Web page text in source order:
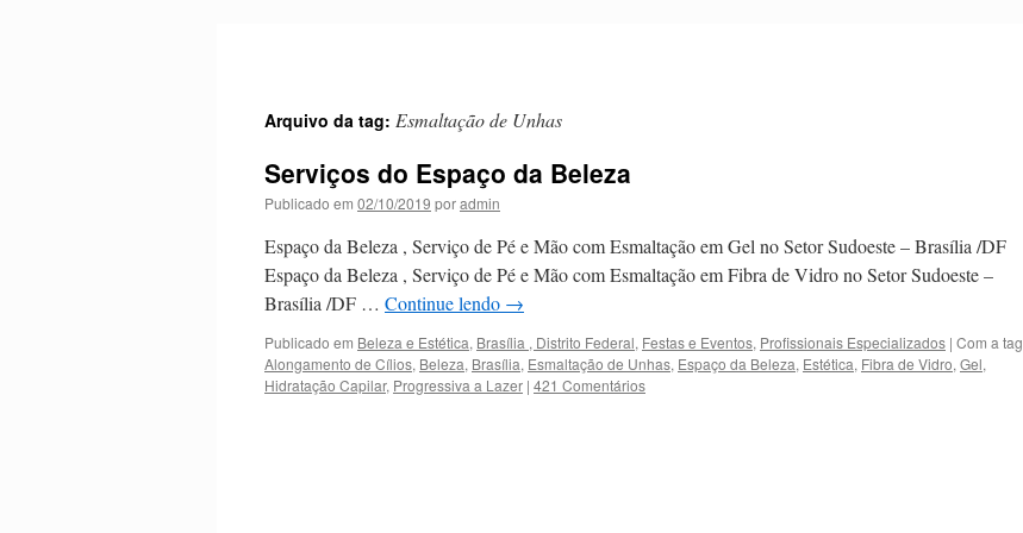
Arquivo da tag: Esmaltação de Unhas
Serviços do Espaço da Beleza
Publicado em 02/10/2019 poradmin
Espaço da Beleza , Serviço de Pé e Mão com Esmaltação em Gel no Setor Sudoeste – Brasília /DF
Espaço da Beleza , Serviço de Pé e Mão com Esmaltação em Fibra de Vidro no Setor Sudoeste –
Brasília /DF … Continue lendo →
Publicado em Beleza e Estética, Brasília , Distrito Federal, Festas e Eventos, Profissionais Especializados | Com a tag
Alongamento de Cílios, Beleza, Brasília, Esmaltação de Unhas, Espaço da Beleza, Estética, Fibra de Vidro, Gel,
Hidratação Capilar, Progressiva a Lazer | 421 Comentários